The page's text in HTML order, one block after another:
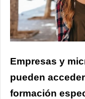
Empresas y
pueden
formación